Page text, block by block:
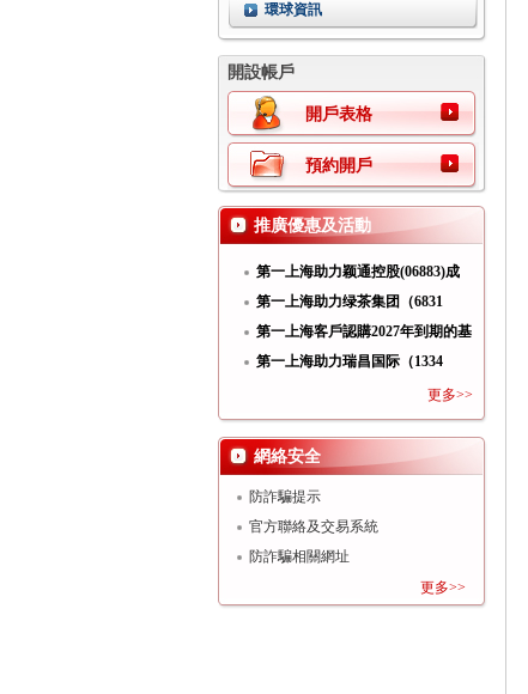
環球資訊
開設帳戶
開戶表格
預約開戶
推廣優惠及活動
第一上海助力颖通控股(06883)成
功
第一上海助力绿茶集团（6831
HK）
第一上海客戶認購2027年到期的基
第一上海助力瑞昌国际（1334
更多>>
網絡安全
防詐騙提示
官方聯絡及交易系統
防詐騙相關網址
更多>>